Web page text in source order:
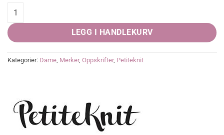
Stockholm Slipover quantity
LEGG I HANDLEKURV
Kategorier: Dame, Merker, Oppskrifter, Petiteknit